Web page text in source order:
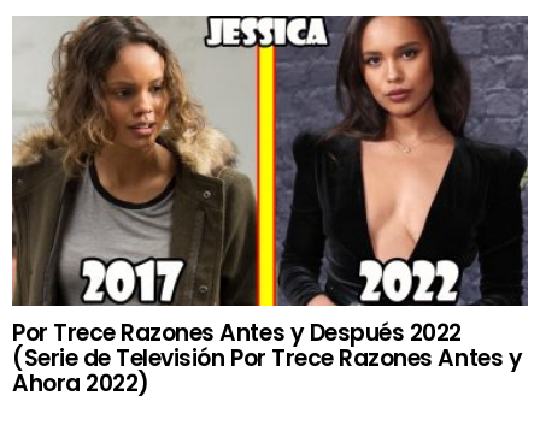
Por Trece Razones Antes y Después 2022
(Serie de Televisión Por Trece Razones Antes y
Ahora 2022)